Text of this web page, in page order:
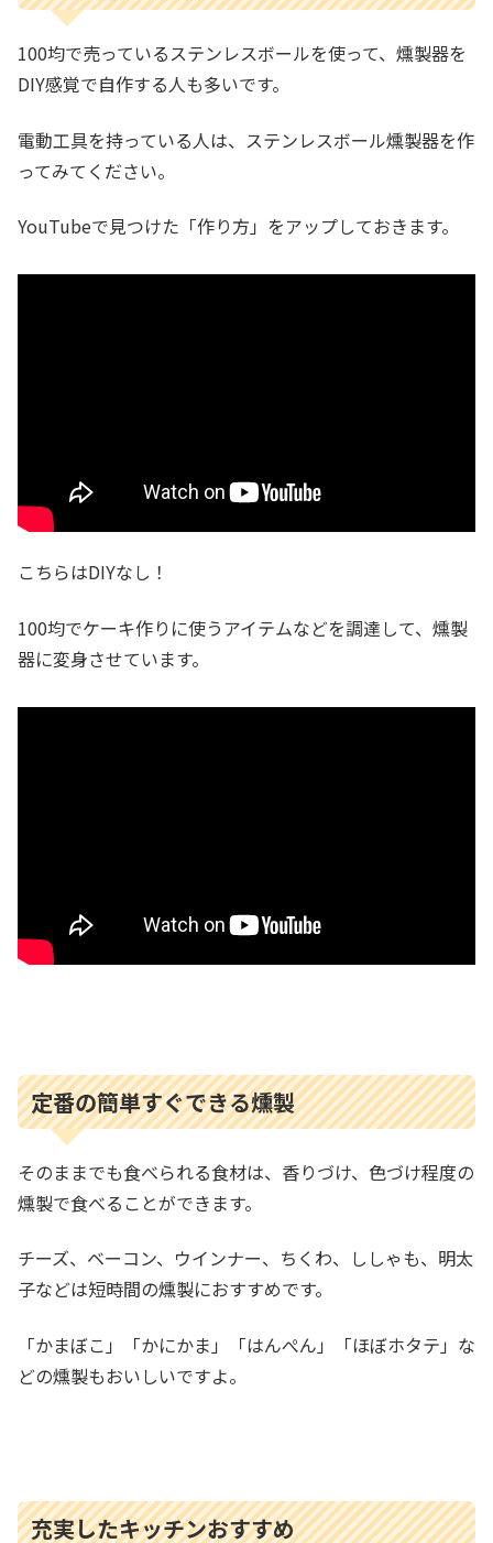
100均で売っているステンレスボールを使って、燻製器を
DIY感覚で自作する人も多いです。
電動工具を持っている人は、ステンレスボール燻製器を作
ってみてください。
YouTubeで見つけた「作り方」をアップしておきます。
こちらはDIYなし！
100均でケーキ作りに使うアイテムなどを調達して、燻製
器に変身させています。
定番の簡単すぐできる燻製
そのままでも食べられる食材は、香りづけ、色づけ程度の
燻製で食べることができます。
チーズ、ベーコン、ウインナー、ちくわ、ししゃも、明太
子などは短時間の燻製におすすめです。
「かまぼこ」「かにかま」「はんぺん」「ほぼホタテ」な
どの燻製もおいしいですよ。
充実したキッチンおすすめ